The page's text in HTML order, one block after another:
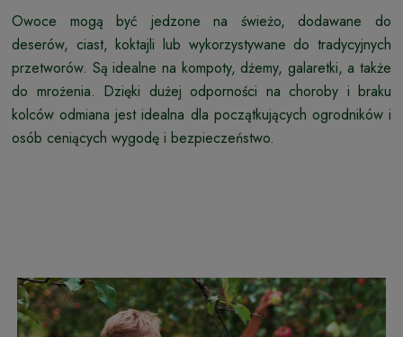
Owoce mogą być jedzone na świeżo, dodawane do
deserów, ciast, koktajli lub wykorzystywane do tradycyjnych
przetworów. Są idealne na kompoty, dżemy, galaretki, a także
do mrożenia. Dzięki dużej odporności na choroby i braku
kolców odmiana jest idealna dla początkujących ogrodników i
osób ceniących wygodę i bezpieczeństwo.